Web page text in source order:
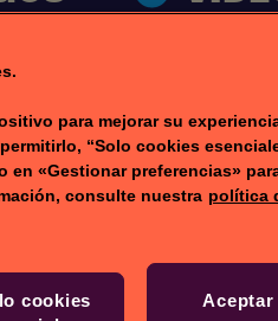
para mejorar su
“Solo cookies
en «Gestionar preferencias»
consulte nuestra política
cookies
Aceptar